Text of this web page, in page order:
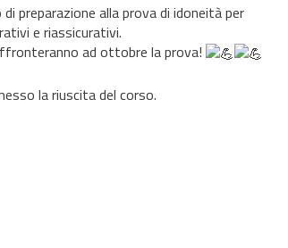
preparazione alla prova di idoneità per
e riassicurativi.
ad ottobre la prova!
la riuscita del corso.